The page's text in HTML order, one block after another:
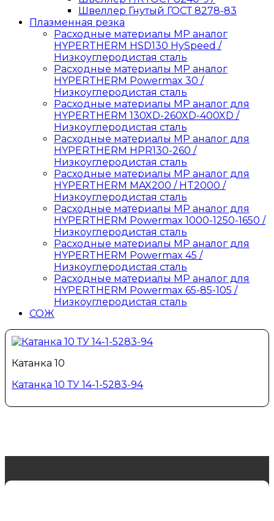
Швеллер Гнутый ГОСТ 8278-83
Плазменная резка
Расходные материалы MP аналог
HYPERTHERM HSD130 HySpeed /
Низкоуглеродистая сталь
Расходные материалы MP аналог
HYPERTHERM Powermax 30 /
Низкоуглеродистая сталь
Расходные материалы MP аналог для
HYPERTHERM 130XD-260XD-400XD /
Низкоуглеродистая сталь
Расходные материалы MP аналог для
HYPERTHERM HPR130-260 /
Низкоуглеродистая сталь
Расходные материалы MP аналог для
HYPERTHERM MAX200 / HT2000 /
Низкоуглеродистая сталь
Расходные материалы MP аналог для
HYPERTHERM Powermax 1000-1250-1650 /
Низкоуглеродистая сталь
Расходные материалы MP аналог для
HYPERTHERM Powermax 45 /
Низкоуглеродистая сталь
Расходные материалы MP аналог для
HYPERTHERM Powermax 65-85-105 /
Низкоуглеродистая сталь
СОЖ
Катанка 10
Катанка 10 ТУ 14-1-5283-94